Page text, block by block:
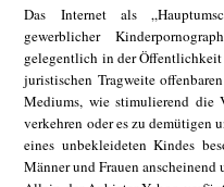
Das Internet als
gewerblicher
gelegentlich in der
juristischen Tragweite
Mediums, wie stimulierend die
verkehren oder es zu demütigen
eines unbekleideten Kindes
Männer und Frauen